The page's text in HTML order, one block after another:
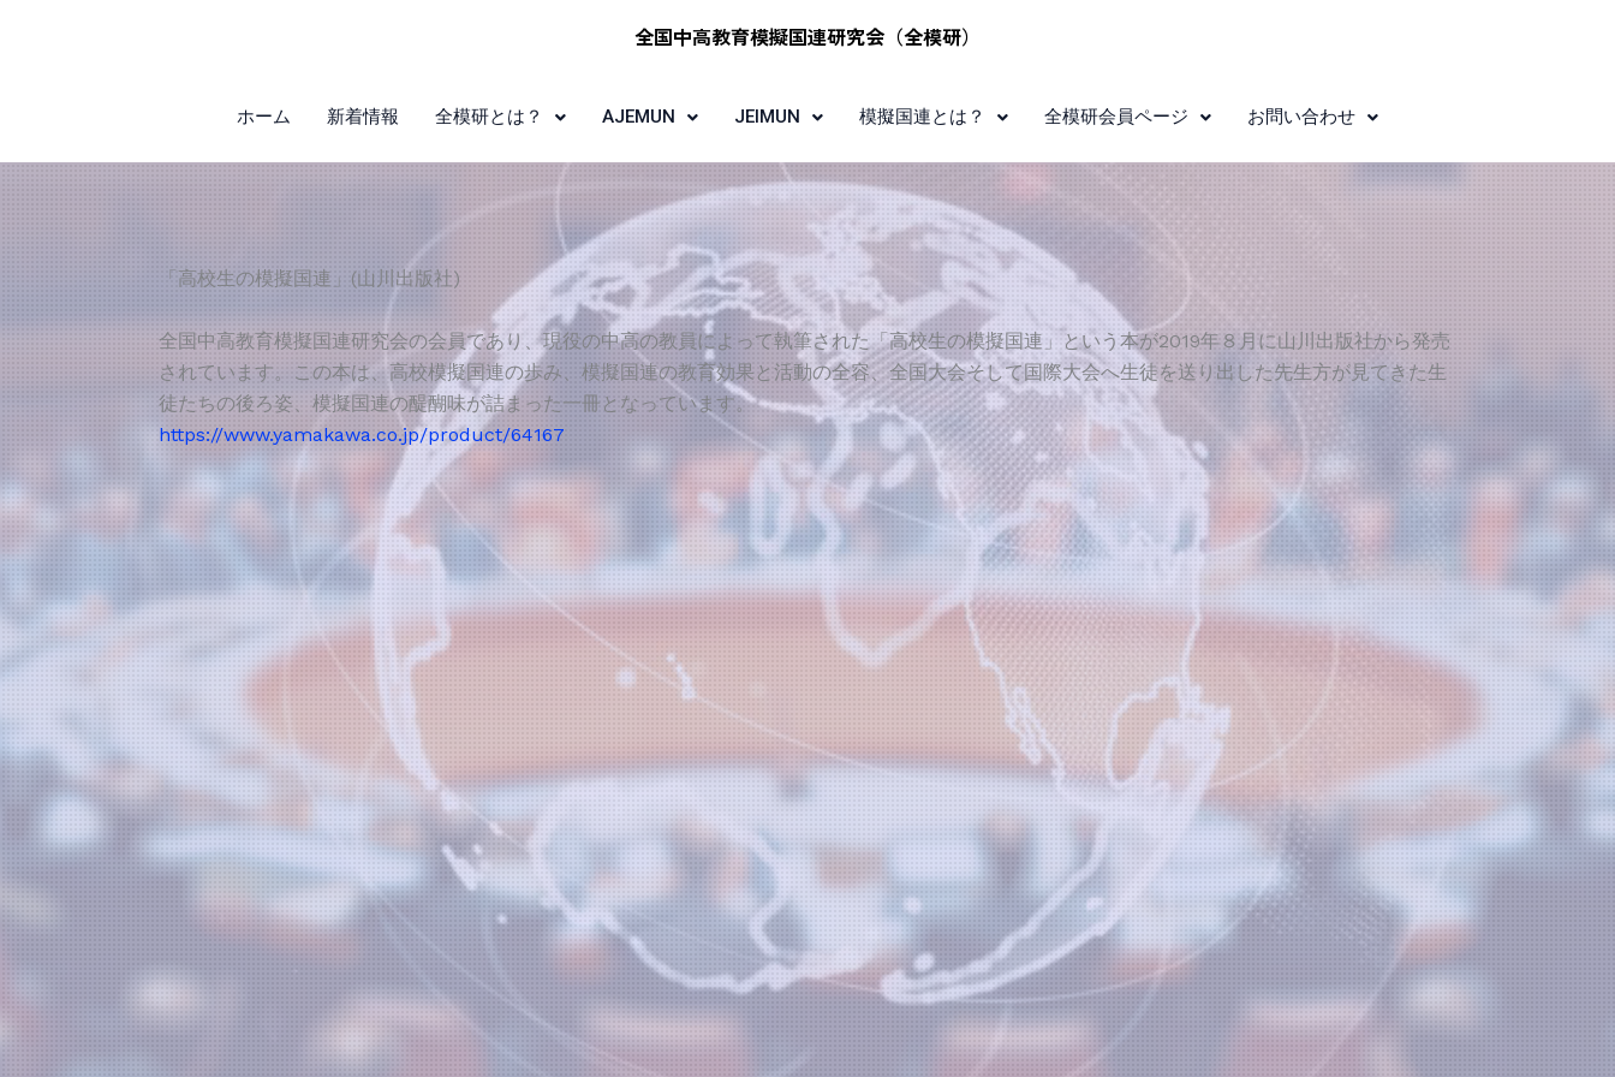
ッ
全国中高教育模擬国連研究会​（全模研）​
ホーム 新着情報 全模研とは？ AJEMUN JEIMUN 模擬国連とは？ 全模研会員ページ お問い合わせ
「高校生の模擬国連」(山川出版社)
全国中高教育模擬国連研究会の会員であり、現役の中高の教員によって執筆された「高校生の模擬国連」という本が2019年８月に山川出版社から発売
されています。この本は、高校模擬国連の歩み、模擬国連の教育効果と活動の全容、全国大会そして国際大会へ生徒を送り出した先生方が見てきた生
徒たちの後ろ姿、模擬国連の醍醐味が詰まった一冊となっています。
https://www.yamakawa.co.jp/product/64167